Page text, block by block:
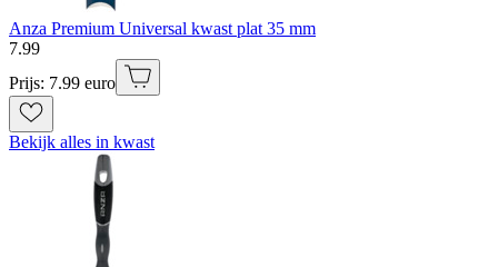
Anza Premium Universal kwast plat 35 mm
7.99
Prijs: 7.99 euro
Bekijk alles in kwast